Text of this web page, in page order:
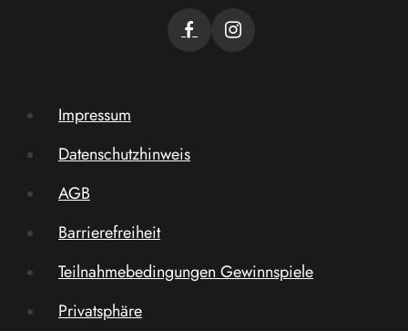
Impressum
Datenschutzhinweis
AGB
Barrierefreiheit
Teilnahmebedingungen Gewinnspiele
Privatsphäre